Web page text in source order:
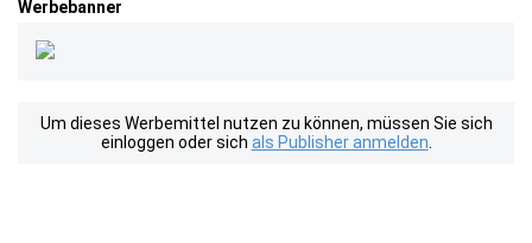
Werbebanner
Um dieses Werbemittel nutzen zu können, müssen Sie sich
einloggen oder sich als Publisher anmelden